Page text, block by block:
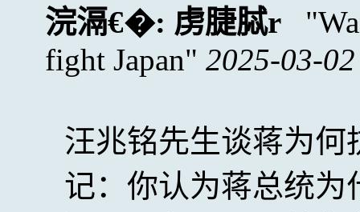
浣滆€�: 虏脻脦r
fight Japan
2025-03-
汪兆铭先生谈蒋为何
记：你认为蒋总统为